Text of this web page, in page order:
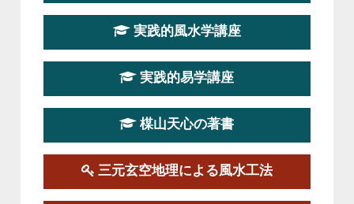
第19期立命塾実践的四柱推命学講座
2026-03-20～2026-07-19
第１９期立命塾実践的風水学講座
この講座の募集は終了しました。
実践的風水学講座
実践的易学講座
楳山天心の著書
三元玄空地理による風水工法